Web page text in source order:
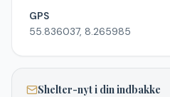
GPS
55.836037, 8.265985
Shelter-nyt i din indbakke